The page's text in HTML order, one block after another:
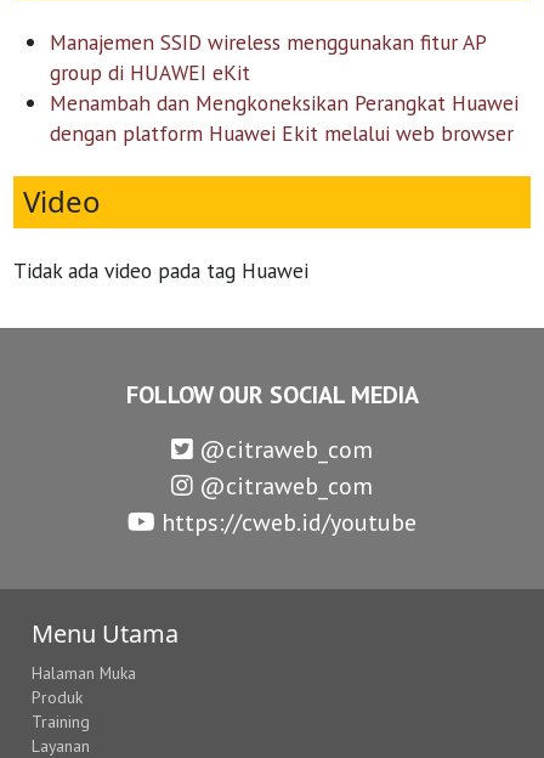
Manajemen SSID wireless menggunakan fitur AP
group di HUAWEI eKit
Menambah dan Mengkoneksikan Perangkat Huawei
dengan platform Huawei Ekit melalui web browser
Video
Tidak ada video pada tag Huawei
FOLLOW OUR SOCIAL MEDIA
@citraweb_com
@citraweb_com
https://cweb.id/youtube
Menu Utama
Halaman Muka
Produk
Training
Layanan